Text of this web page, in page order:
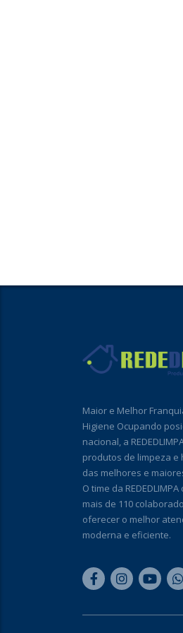
Maior e Melhor
Higiene Ocupando
nacional, a
produtos de limpeza e
das melhores e
O time da
mais de 110
oferecer o melhor
moderna e eficiente.